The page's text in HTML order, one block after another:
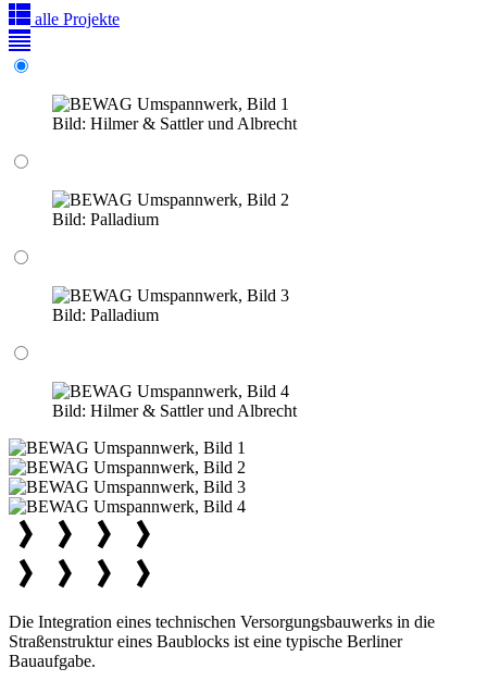
alle Projekte
Bild: Hilmer & Sattler und Albrecht
Bild: Palladium
Bild: Palladium
Bild: Hilmer & Sattler und Albrecht
Die Integration eines technischen Versorgungsbauwerks in die
Straßenstruktur eines Baublocks ist eine typische Berliner
Bauaufgabe.